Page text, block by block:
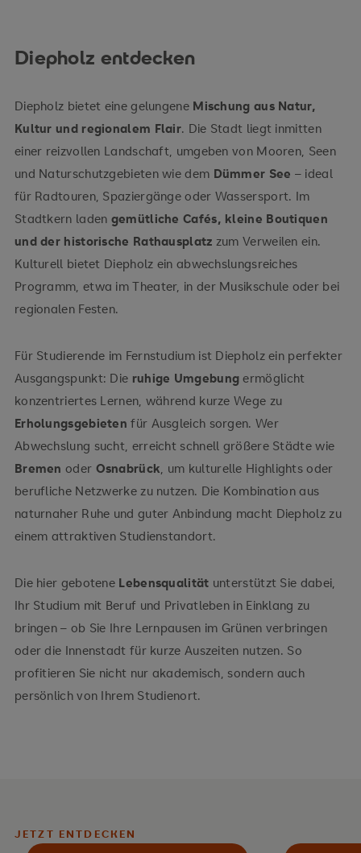
Diepholz entdecken
Diepholz bietet eine gelungene Mischung aus Natur,
Kultur und regionalem Flair. Die Stadt liegt inmitten
einer reizvollen Landschaft, umgeben von Mooren, Seen
und Naturschutzgebieten wie dem Dümmer See – ideal
für Radtouren, Spaziergänge oder Wassersport. Im
Stadtkern laden gemütliche Cafés, kleine Boutiquen
und der historische Rathausplatz zum Verweilen ein.
Kulturell bietet Diepholz ein abwechslungsreiches
Programm, etwa im Theater, in der Musikschule oder bei
regionalen Festen.
Für Studierende im Fernstudium ist Diepholz ein perfekter
Ausgangspunkt: Die ruhige Umgebung ermöglicht
konzentriertes Lernen, während kurze Wege zu
Erholungsgebietenfür Ausgleich sorgen. Wer
Abwechslung sucht, erreicht schnell größere Städte wie
Bremen oder Osnabrück , um kulturelle Highlights oder
berufliche Netzwerke zu nutzen. Die Kombination aus
naturnaher Ruhe und guter Anbindung macht Diepholz zu
einem attraktiven Studienstandort.
Die hier gebotene Lebensqualität unterstützt Sie dabei,
Ihr Studium mit Beruf und Privatleben in Einklang zu
bringen – ob Sie Ihre Lernpausen im Grünen verbringen
oder die Innenstadt für kurze Auszeiten nutzen. So
profitieren Sie nicht nur akademisch, sondern auch
persönlich von Ihrem Studienort.
JETZT ENTDECKEN